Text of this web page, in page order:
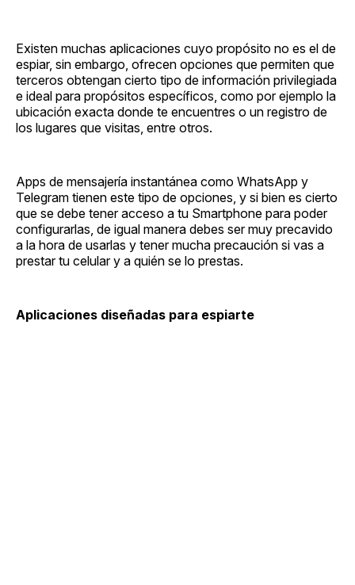
Existen muchas aplicaciones cuyo propósito no es el de
espiar, sin embargo, ofrecen opciones que permiten que
terceros obtengan cierto tipo de información privilegiada
e ideal para propósitos específicos, como por ejemplo la
ubicación exacta donde te encuentres o un registro de
los lugares que visitas, entre otros.
Apps de mensajería instantánea como WhatsApp y
Telegram tienen este tipo de opciones, y si bien es cierto
que se debe tener acceso a tu Smartphone para poder
configurarlas, de igual manera debes ser muy precavido
a la hora de usarlas y tener mucha precaución si vas a
prestar tu celular y a quién se lo prestas.
Aplicaciones diseñadas para espiarte